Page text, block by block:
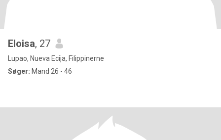
Eloisa, 27
Lupao, Nueva Ecija, Filippinerne
Søger: Mand 26 - 46